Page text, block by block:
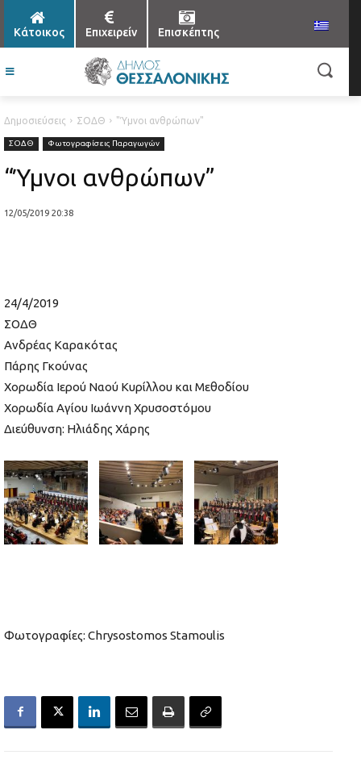
Κάτοικος Επιχειρείν Επισκέπτης
Δημοσιεύσεις ΣΟΔΘ "Ύμνοι ανθρώπων"
ΣΟΔΘ Φωτογραφίσεις Παραγωγών
“Ύμνοι ανθρώπων”
12/05/2019 20:38
24/4/2019
ΣΟΔΘ
Ανδρέας Καρακότας
Πάρης Γκούνας
Χορωδία Ιερού Ναού Κυρίλλου και Μεθοδίου
Χορωδία Αγίου Ιωάννη Χρυσοστόμου
Διεύθυνση: Ηλιάδης Χάρης
Φωτογραφίες: Chrysostomos Stamoulis